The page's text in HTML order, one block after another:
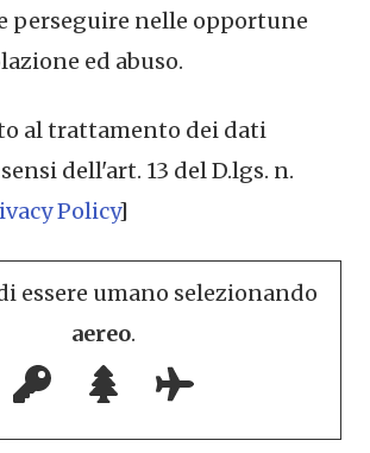
perseguire nelle opportune
ed abuso.
al trattamento dei dati
dell'art. 13 del D.lgs. n.
Policy]
essere umano selezionando
aereo.